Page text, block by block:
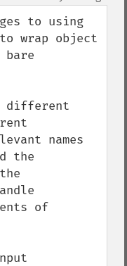
to using
wrap object
different
names
the
of